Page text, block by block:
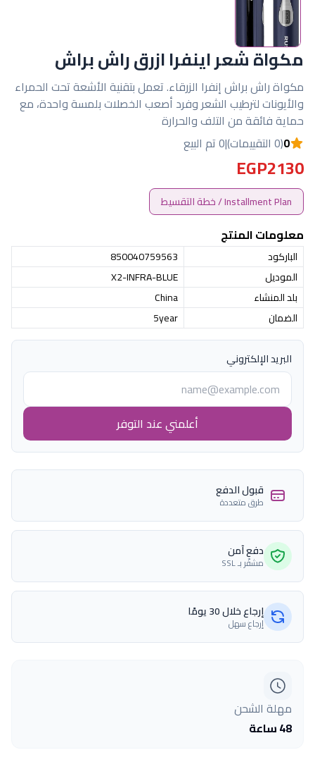
مكواة شعر اينفرا ازرق راش براش
مكواة راش براش إنفرا الزرقاء. تعمل بتقنية الأشعة تحت الحمراء
والأيونات لترطيب الشعر وفرد أصعب الخصلات بلمسة واحدة، مع
حماية فائقة من التلف والحرارة
0(0 التقييمات) |0 تم البيع
EGP2130
Installment Plan / خطة التقسيط
معلومات المنتج
الباركود
850040759563
الموديل
X2-INFRA-BLUE
بلد المنشاء
China
الضمان
5year
البريد الإلكتروني
أعلمني عند التوفر
قبول الدفع
طرق متعددة
دفع آمن
مشفّر بـ SSL
إرجاع خلال 30 يومًا
إرجاع سهل
مهلة الشحن
48 ساعة